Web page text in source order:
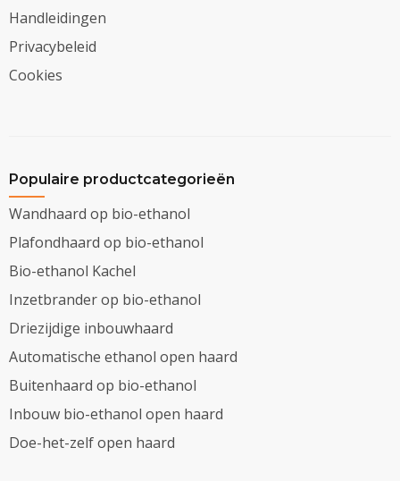
Handleidingen
Privacybeleid
Cookies
Populaire productcategorieën
Wandhaard op bio-ethanol
Plafondhaard op bio-ethanol
Bio-ethanol Kachel
Inzetbrander op bio-ethanol
Driezijdige inbouwhaard
Automatische ethanol open haard
Buitenhaard op bio-ethanol
Inbouw bio-ethanol open haard
Doe-het-zelf open haard